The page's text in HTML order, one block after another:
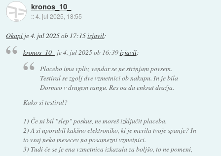
kronos_10_
::4. jul 2025, 18:55
Okapi je4. jul 2025 ob 17:15izjavil:
kronos_10_ je4. jul 2025 ob 16:39izjavil:
Placebo ima vpliv, vendar se ne strinjam povsem.
Testiral se zgolj dve vzmetnici ob nakupu. In je bila
Dormeo v drugem rangu. Res oa da enkrat dražja.
Kako si testiral?
1) Če ni bil "slep" poskus, ne moreš izključit placeba.
2) A si uporabil kakšno elektroniko, ki je merila tvoje spanje? In
to vsaj neka mesecev na posamezni vzmetnici.
3) Tudi če se je ena vzmetnica izkazala za boljšo, to ne pomeni,